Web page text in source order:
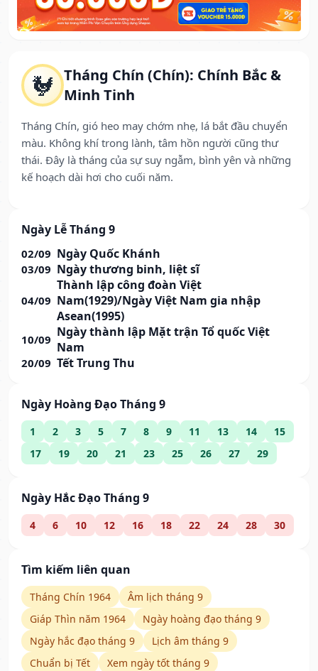
🐓 Tháng Chín (Chín): Chính Bắc &
Minh Tinh
Tháng Chín, gió heo may chớm nhẹ, lá bắt đầu chuyển
màu. Không khí trong lành, tâm hồn người cũng thư
thái. Đây là tháng của sự suy ngẫm, bình yên và những
kế hoạch dài hơi cho cuối năm.
Ngày Lễ Tháng 9
02/09 Ngày Quốc Khánh
03/09 Ngày thương binh, liệt sĩ
04/09
Thành lập công đoàn Việt
Nam(1929)/Ngày Việt Nam gia nhập
Asean(1995)
10/09 Ngày thành lập Mặt trận Tổ quốc Việt
Nam
20/09 Tết Trung Thu
Ngày Hoàng Đạo Tháng 9
1 2 3 5 7 8 9 11 13 14
15
17
19 20 21 23 25 26 27 29
Ngày Hắc Đạo Tháng 9
4 6 10 12 16 18 22 24 28 30
Tìm kiếm liên quan
Tháng Chín 1964
Âm lịch tháng 9
Giáp Thìn năm 1964
Ngày hoàng đạo tháng 9
Ngày hắc đạo tháng 9
Lịch âm tháng 9
Chuẩn bị Tết
Xem ngày tốt tháng 9